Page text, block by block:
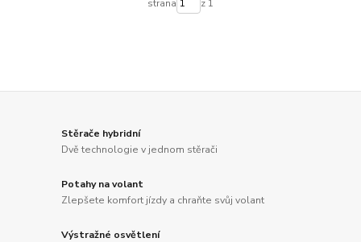
strana z 1
Stěrače hybridní
Dvě technologie v jednom stěrači
Potahy na volant
Zlepšete komfort jízdy a chraňte svůj volant
Výstražné osvětlení